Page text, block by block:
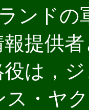
ンドの
提供
は，
ス・ヤ